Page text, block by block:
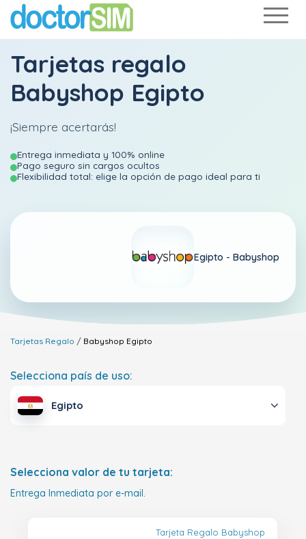
Tarjetas regalo
Babyshop Egipto
¡Siempre acertarás!
Entrega inmediata y 100% online
Pago seguro sin cargos ocultos
Flexibilidad total: elige la opción de pago ideal para ti
Egipto - Babyshop
Tarjetas Regalo Babyshop Egipto
Selecciona país de uso:
Egipto
Selecciona valor de tu tarjeta:
Entrega Inmediata por e-mail.
Tarjeta Regalo Babyshop